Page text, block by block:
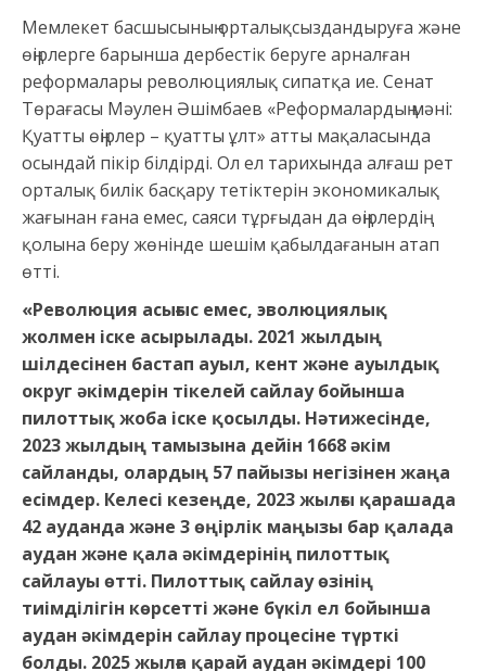
Мемлекет басшысының орталықсыздандыруға және
өңірлерге барынша дербестік беруге арналған
реформалары революциялық сипатқа ие. Сенат
Төрағасы Мәулен Әшімбаев «Реформалардың мәні:
Қуатты өңірлер – қуатты ұлт» атты мақаласында
осындай пікір білдірді. Ол ел тарихында алғаш рет
орталық билік басқару тетіктерін экономикалық
жағынан ғана емес, саяси тұрғыдан да өңірлердің
қолына беру жөнінде шешім қабылдағанын атап
өтті.
«Революция асығыс емес, эволюциялық
жолмен іске асырылады. 2021 жылдың
шілдесінен бастап ауыл, кент және ауылдық
округ әкімдерін тікелей сайлау бойынша
пилоттық жоба іске қосылды. Нәтижесінде,
2023 жылдың тамызына дейін 1668 әкім
сайланды, олардың 57 пайызы негізінен жаңа
есімдер. Келесі кезеңде, 2023 жылғы қарашада
42 ауданда және 3 өңірлік маңызы бар қалада
аудан және қала әкімдерінің пилоттық
сайлауы өтті. Пилоттық сайлау өзінің
тиімділігін көрсетті және бүкіл ел бойынша
аудан әкімдерін сайлау процесіне түрткі
болды. 2025 жылға қарай аудан әкімдері 100